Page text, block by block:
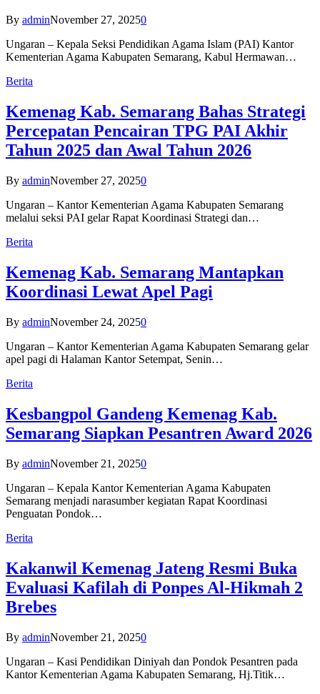
By adminNovember 27, 20250
Ungaran – Kepala Seksi Pendidikan Agama Islam (PAI) Kantor
Kementerian Agama Kabupaten Semarang, Kabul Hermawan…
Berita
Kemenag Kab. Semarang Bahas Strategi
Percepatan Pencairan TPG PAI Akhir
Tahun 2025 dan Awal Tahun 2026
By adminNovember 27, 20250
Ungaran – Kantor Kementerian Agama Kabupaten Semarang
melalui seksi PAI gelar Rapat Koordinasi Strategi dan…
Berita
Kemenag Kab. Semarang Mantapkan
Koordinasi Lewat Apel Pagi
By adminNovember 24, 20250
Ungaran – Kantor Kementerian Agama Kabupaten Semarang gelar
apel pagi di Halaman Kantor Setempat, Senin…
Berita
Kesbangpol Gandeng Kemenag Kab.
Semarang Siapkan Pesantren Award 2026
By adminNovember 21, 20250
Ungaran – Kepala Kantor Kementerian Agama Kabupaten
Semarang menjadi narasumber kegiatan Rapat Koordinasi
Penguatan Pondok…
Berita
Kakanwil Kemenag Jateng Resmi Buka
Evaluasi Kafilah di Ponpes Al-Hikmah 2
Brebes
By adminNovember 21, 20250
Ungaran – Kasi Pendidikan Diniyah dan Pondok Pesantren pada
Kantor Kementerian Agama Kabupaten Semarang, Hj.Titik…